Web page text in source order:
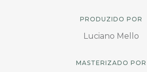
PRODUZIDO POR
Luciano Mello
MASTERIZADO POR